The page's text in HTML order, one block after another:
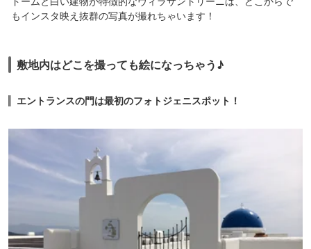
もインスタ映え抜群の写真が撮れちゃいます！
敷地内はどこを撮っても絵になっちゃう♪
エントランスの門は最初のフォトジェニスポット！